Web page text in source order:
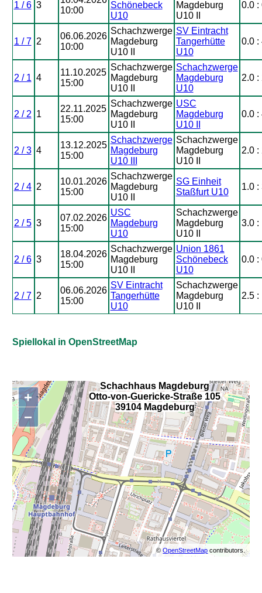
1 / 6 3
10:00
Schönebeck
U10
Magdeburg
U10 II
0.0 :
1 / 7 2
06.06.2026
10:00
Schachzwerge
Magdeburg
U10 II
SV Eintracht
Tangerhütte
U10
0.0 :
2 / 1 4
11.10.2025
15:00
Schachzwerge
Magdeburg
U10 II
Schachzwerge
Magdeburg
U10
2.0 :
2 / 2 1
22.11.2025
15:00
Schachzwerge
Magdeburg
U10 II
USC
Magdeburg
U10 II
0.0 :
2 / 3 4
13.12.2025
15:00
Schachzwerge
Magdeburg
U10 III
Schachzwerge
Magdeburg
U10 II
2.0 :
2 / 4 2
10.01.2026
15:00
Schachzwerge
Magdeburg
U10 II
SG Einheit
Staßfurt U10
1.0 :
2 / 5 3
07.02.2026
15:00
USC
Magdeburg
U10
Schachzwerge
Magdeburg
U10 II
3.0 :
2 / 6 3
18.04.2026
15:00
Schachzwerge
Magdeburg
U10 II
Union 1861
Schönebeck
U10
0.0 :
2 / 7 2
06.06.2026
15:00
SV Eintracht
Tangerhütte
U10
Schachzwerge
Magdeburg
U10 II
2.5 :
Spiellokal in OpenStreetMap
+
−
©OpenStreetMap contributors.
Schachhaus Magdeburg
Otto-von-Guericke-Straße 105
39104 Magdeburg
,